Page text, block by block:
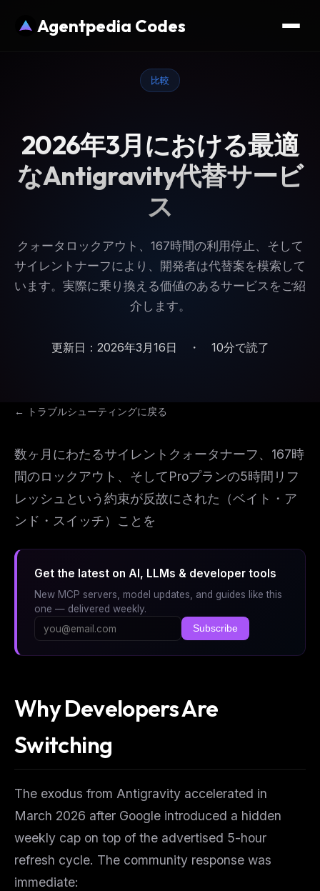
Agentpedia Codes
比較
2026年3月における最適
なAntigravity代替サービ
ス
クォータロックアウト、167時間の利用停止、そして
サイレントナーフにより、開発者は代替案を模索して
います。実際に乗り換える価値のあるサービスをご紹
介します。
更新日：2026年3月16日 ・ 10分で読了
← トラブルシューティングに戻る
数ヶ月にわたるサイレントクォータナーフ、167時
間のロックアウト、そしてProプランの5時間リフ
レッシュという約束が反故にされた（ベイト・ア
ンド・スイッチ）ことを
Get the latest on AI, LLMs & developer tools
New MCP servers, model updates, and guides like this
one — delivered weekly.
Subscribe
Why Developers Are
Switching
The exodus from Antigravity accelerated in
March 2026 after Google introduced a hidden
weekly cap on top of the advertised 5-hour
refresh cycle. The community response was
immediate: